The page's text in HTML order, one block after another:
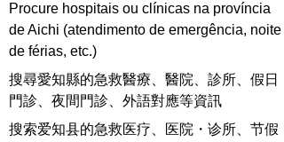
Procure hospitais ou clínicas na província
de Aichi (atendimento de emergência, noite
de férias, etc.)
搜尋愛知縣的急救醫療、醫院、診所、假日
門診、夜間門診、外語對應等資訊
搜索爱知县的急救医疗、医院・诊所、节假